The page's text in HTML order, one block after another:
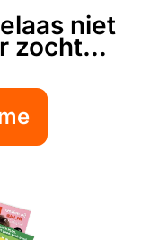
niet
zocht...